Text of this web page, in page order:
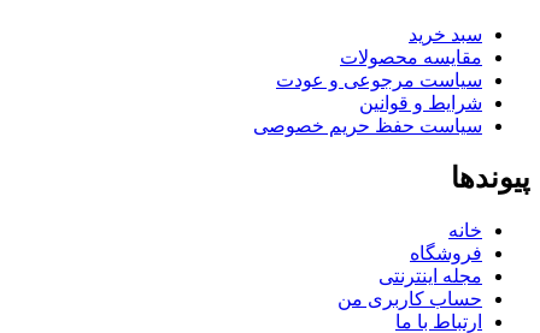
سبد خرید
مقایسه محصولات
سیاست مرجوعی و عودت
شرایط و قوانین
سیاست حفظ حریم خصوصی
پیوندها
خانه
فروشگاه
مجله اینترنتی
حساب کاربری من
ارتباط با ما